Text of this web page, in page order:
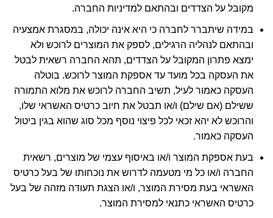
מקובל על הצדדים ובהתאם למדיניות החברה.
במידה שיתברר לחברה כי היא אינה יכולה, במסגרת אמצעיה
ובהתאם לנהליה הרגילים, לספק את המוצרים לרוכש ולא
ימצא פתרון המקובל על הצדדים, תהא החברה רשאית לבטל
את העסקה בכל מועד עד אספקת המוצר לרוכש. בוטלה
העסקה כאמור לעיל, תשיב החברה לרוכש את מלוא התמורה
ששילם (אם שילם) ו/או תבטל את חיוב כרטיס האשראי שלו,
והרוכש לא יהא זכאי לכל פיצוי נוסף מכל סוג שהוא בגין ביטול
העסקה כאמור.
בעת אספקת המוצר ו/או באיסוף עצמי של מוצרים, רשאית
החברה ו/או כל מי מטעמה לדרוש את נוכחותו של בעל כרטיס
האשראי בעת מסירת המוצר, ו/או הצגת תעודה מזהה של בעל
כרטיס האשראי כתנאי למסירת המוצר.